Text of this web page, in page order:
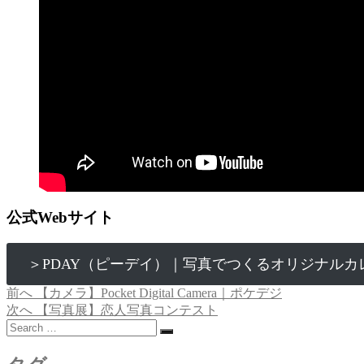
公式Webサイト
＞PDAY（ピーデイ）｜写真でつくるオリジナルカ
投
稿
前へ
過
去
の
稿:
【カメラ】Pocket Digital Camera｜ポケデジ
次へ
次
の
稿:
【写真展】恋人写真コンテスト
Search
…